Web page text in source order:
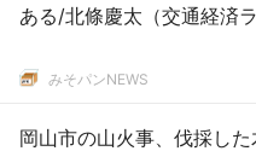
ある/北條慶太（交通経済ラ
みそパンNEWS
岡山市の山火事、伐採し